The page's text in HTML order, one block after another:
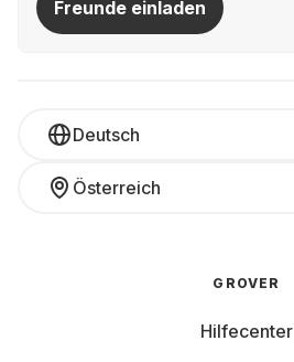
Freunde einladen
Deutsch
Österreich
GROVER
Hilfecenter